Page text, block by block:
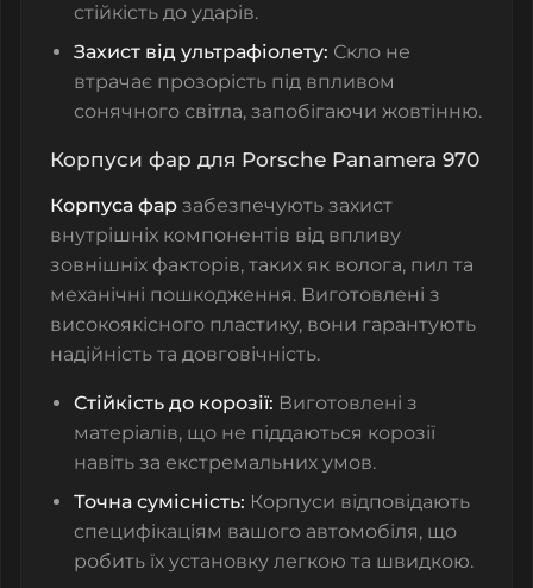
стійкість до ударів.
Захист від ультрафіолету: Скло не
втрачає прозорість під впливом
сонячного світла, запобігаючи жовтінню.
Корпуси фар для Porsche Panamera 970
Корпуса фар забезпечують захист
внутрішніх компонентів від впливу
зовнішніх факторів, таких як волога, пил та
механічні пошкодження. Виготовлені з
високоякісного пластику, вони гарантують
надійність та довговічність.
Стійкість до корозії: Виготовлені з
матеріалів, що не піддаються корозії
навіть за екстремальних умов.
Точна сумісність: Корпуси відповідають
специфікаціям вашого автомобіля, що
робить їх установку легкою та швидкою.